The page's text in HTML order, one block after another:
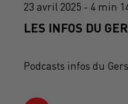
23 avril 2025 - 4 min
LES INFOS DU
Podcasts infos du Gers